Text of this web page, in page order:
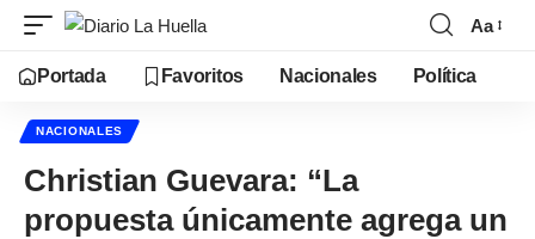
Aa
Portada Favoritos Nacionales Política
NACIONALES
Christian Guevara: “La
propuesta únicamente agrega un